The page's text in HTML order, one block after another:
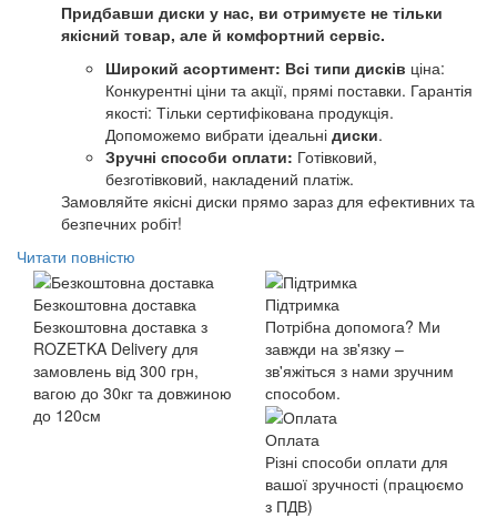
Придбавши диски у нас, ви отримуєте не тільки
якісний товар, але й комфортний сервіс.
Широкий асортимент: Всі типи дисків ціна:
Конкурентні ціни та акції, прямі поставки. Гарантія
якості: Тільки сертифікована продукція.
Допоможемо вибрати ідеальні диски.
Зручні способи оплати: Готівковий,
безготівковий, накладений платіж.
Замовляйте якісні диски прямо зараз для ефективних та
безпечних робіт!
Читати повністю
Безкоштовна доставка
Безкоштовна доставка з
ROZETKA Delivery для
замовлень від 300 грн,
вагою до 30кг та довжиною
до 120см
Підтримка
Потрібна допомога? Ми
завжди на зв'язку –
зв'яжіться з нами зручним
способом.
Оплата
Різні способи оплати для
вашої зручності (працюємо
з ПДВ)